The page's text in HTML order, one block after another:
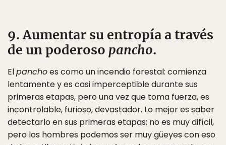
9. Aumentar su entropía a través
de un poderoso pancho.
Elpanchoes como un incendio forestal: comienza
lentamente y es casi imperceptible durante sus
primeras etapas, pero una vez que toma fuerza, es
incontrolable, furioso, devastador. Lo mejor es saber
detectarlo en sus primeras etapas; no es muy difícil,
pero los hombres podemos ser muy güeyes con eso